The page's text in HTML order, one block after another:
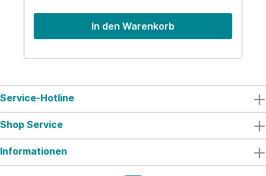
In den Warenkorb
Service-Hotline
Shop Service
Informationen